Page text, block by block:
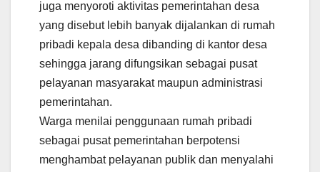
juga menyoroti aktivitas pemerintahan desa
yang disebut lebih banyak dijalankan di rumah
pribadi kepala desa dibanding di kantor desa
sehingga jarang difungsikan sebagai pusat
pelayanan masyarakat maupun administrasi
pemerintahan.
Warga menilai penggunaan rumah pribadi
sebagai pusat pemerintahan berpotensi
menghambat pelayanan publik dan menyalahi